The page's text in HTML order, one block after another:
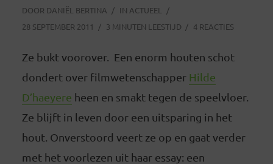
DOOR DANIËL BERTINA IN ACTUEEL
28 SEPTEMBER 2011
3 MINUTEN LEESTIJD 4 REACTIES
Ze bukt voorover. Een enorm houten schot
dondert over filmwetenschapper Hilde
D’haeyere heen en smakt tegen de speelvloer.
Ze blijft in leven door een uitsparing in het
hout. Onverstoord veert ze op en gaat verder
met het voorlezen uit haar essay: een